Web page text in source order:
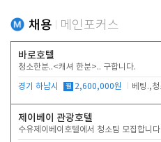
채용 메인포커스
바로호텔
청소한분..<캐셔 한분>.. 구합니다.
경기 하남시 월 2,600,000원
제이베이 관광호텔
수유제이베이호텔에서 청소팀 모집합니다